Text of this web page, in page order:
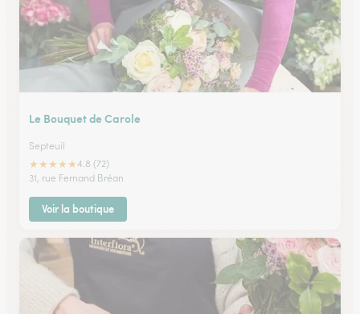
Le Bouquet de Carole
Septeuil
★★★★★4.8 (72)
31, rue Fernand Bréan
Voir la boutique